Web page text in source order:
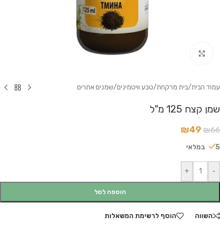
עמוד הבית/בית מרקחת/טבע וויטמינים/שמנים אתרים
שמן קצח 125 מ"ל
₪66
₪49
5 במלאי
-
+
הוספה לסל
השווה הוסף לרשימת המשאלות